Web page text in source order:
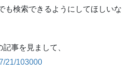
も検索できるようにしてほしいな
事を見まして、
21/103000